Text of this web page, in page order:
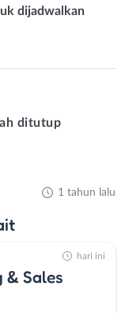
dijadwalkan
ditutup
1 tahun lalu
Sales
hari ini